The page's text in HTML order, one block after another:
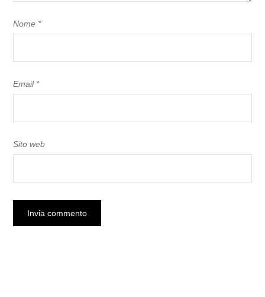
Nome *
Email *
Sito web